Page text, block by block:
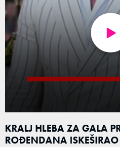
KRALJ HLEBA ZA GALA
ROĐENDANA